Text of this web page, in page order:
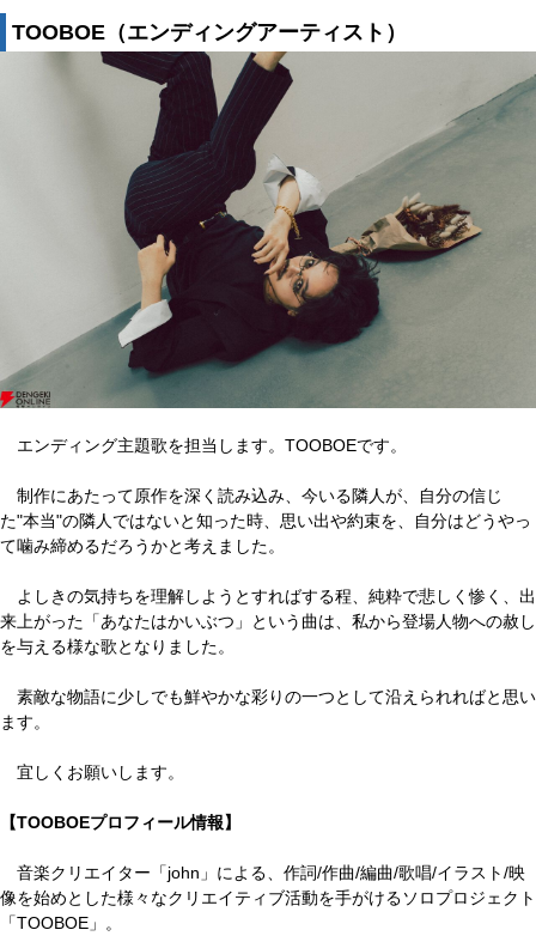
TOOBOE（エンディングアーティスト）
エンディング主題歌を担当します。TOOBOEです。
制作にあたって原作を深く読み込み、今いる隣人が、自分の信じ
た"本当"の隣人ではないと知った時、思い出や約束を、自分はどうやっ
て噛み締めるだろうかと考えました。
よしきの気持ちを理解しようとすればする程、純粋で悲しく惨く、出
来上がった「あなたはかいぶつ」という曲は、私から登場人物への赦し
を与える様な歌となりました。
素敵な物語に少しでも鮮やかな彩りの一つとして沿えられればと思い
ます。
宜しくお願いします。
【TOOBOEプロフィール情報】
音楽クリエイター「john」による、作詞/作曲/編曲/歌唱/イラスト/映
像を始めとした様々なクリエイティブ活動を手がけるソロプロジェクト
「TOOBOE」。